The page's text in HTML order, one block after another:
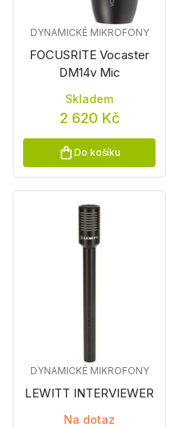
FOCUSRITE Vocaster
DM14v Mic
DYNAMICKÉ MIKROFONY
Skladem
2 620 Kč
Do košíku
LEWITT INTERVIEWER
DYNAMICKÉ MIKROFONY
Na dotaz